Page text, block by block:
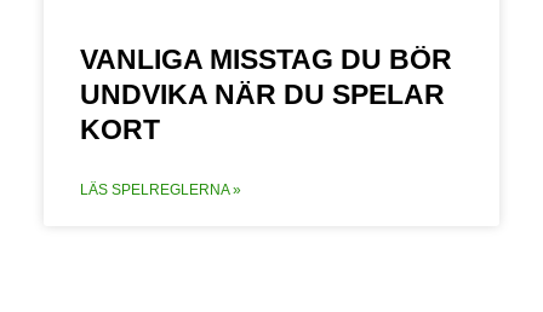
VANLIGA MISSTAG DU BÖR
UNDVIKA NÄR DU SPELAR
KORT
LÄS SPELREGLERNA »